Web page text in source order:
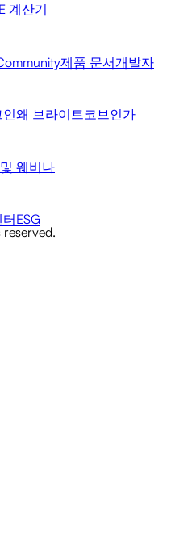
계산기
제품 문서개발자
왜 브라이트코브인가
웨비나
ESG